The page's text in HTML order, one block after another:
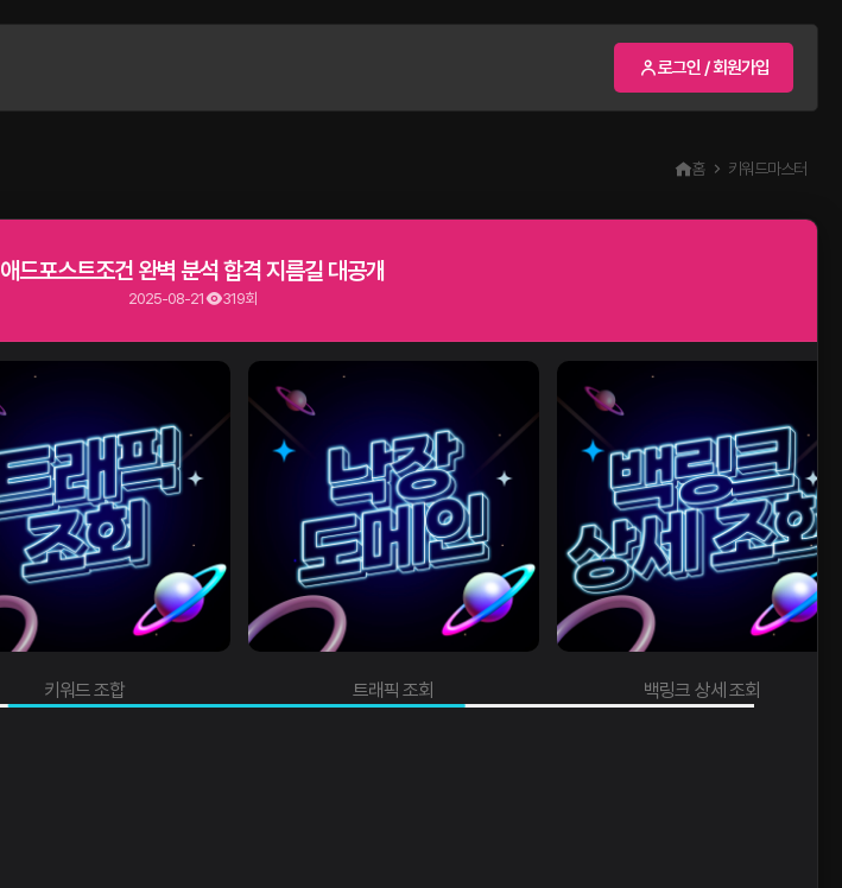
로그인 / 회원가입
홈 키워드마스터
애드포스트조건 완벽 분석 합격 지름길 대공개
2025-08-21 319회
백링크 상세 조회